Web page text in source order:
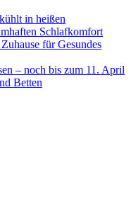
in heißen
Schlafkomfort
für Gesundes
– noch bis zum 11. April
Betten